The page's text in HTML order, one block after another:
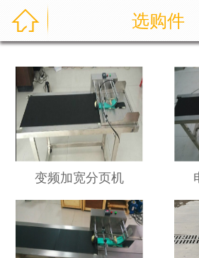
 选购件
变频加宽分页机